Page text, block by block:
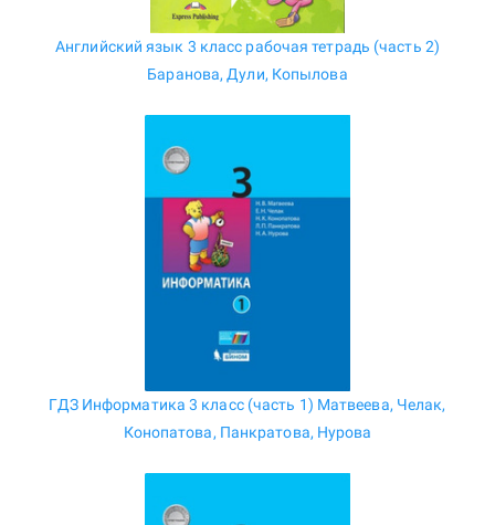
Английский язык 3 класс рабочая тетрадь (часть 2)
Баранова, Дули, Копылова
ГДЗ Информатика 3 класс (часть 1) Матвеева, Челак,
Конопатова, Панкратова, Нурова